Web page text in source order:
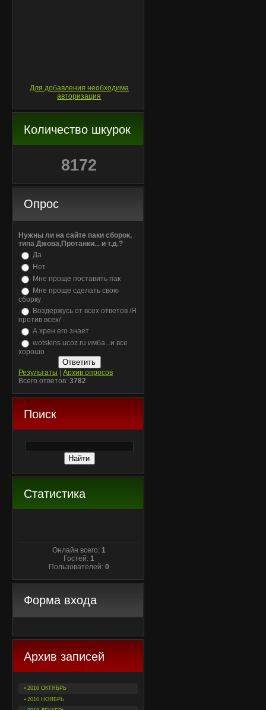
Для добавления необходима
авторизация
Количество шкурок
8172
Опрос
Нужны ли на сайте паки сборок,
типа Джова,Протанки... и т.д.?
Да
Нет
Мне проще поставить пак
Мне проще сделать свою
сборку
Воздержусь от всех ответов /Я
против всех/
А хрен его знает
wotskins.ucoz.ru имба...и все
хорошо
Результаты
Архив опросов
Всего ответов: 3782
Поиск
Статистика
Онлайн всего:1
Гостей:1
Пользователей:0
Форма входа
Архив записей
2010 ОКТЯБРЬ
2010 НОЯБРЬ